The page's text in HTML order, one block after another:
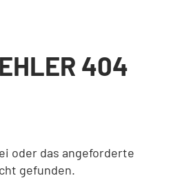
404
oder das angeforderte
gefunden.